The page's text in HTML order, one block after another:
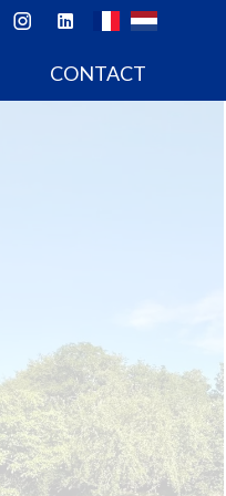
CONTACT